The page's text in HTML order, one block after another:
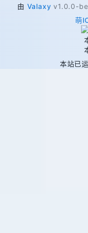
由 Valaxy v1.0.0-
萌
本站已